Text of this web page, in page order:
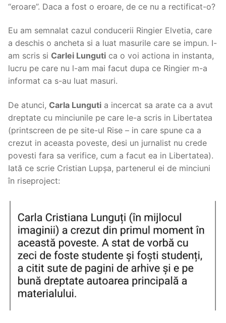
“eroare”. Daca a fost o eroare, de ce nu a rectificat-o?
Eu am semnalat cazul conducerii Ringier Elvetia, care
a deschis o ancheta si a luat masurile care se impun. I-
am scris si Carlei Lunguti ca o voi actiona in instanta,
lucru pe care nu l-am mai facut dupa ce Ringier m-a
informat ca s-au luat masuri.
De atunci, Carla Lunguti a incercat sa arate ca a avut
dreptate cu minciunile pe care le-a scris in Libertatea
(printscreen de pe site-ul Rise – in care spune ca a
crezut in aceasta poveste, desi un jurnalist nu crede
povesti fara sa verifice, cum a facut ea in Libertatea).
Iată ce scrie Cristian Lupșa, partenerul ei de minciuni
în riseproject: